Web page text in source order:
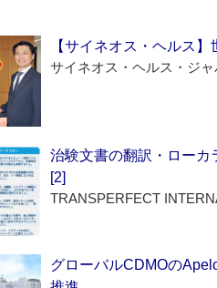
【サイネオス・ヘルス
サイネオス・ヘルス・ジ
治験文書の翻訳・ローカ
[2]
TRANSPERFECT
グローバルCDMOの